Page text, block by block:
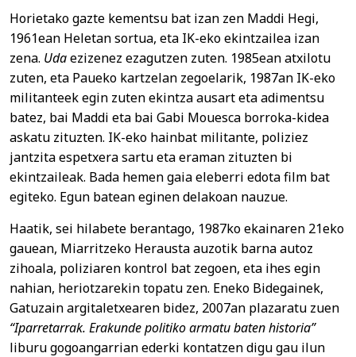
Horietako gazte kementsu bat izan zen Maddi Hegi,
1961ean Heletan sortua, eta IK-eko ekintzailea izan
zena. Udaezizenez ezagutzen zuten. 1985ean atxilotu
zuten, eta Paueko kartzelan zegoelarik, 1987an IK-eko
militanteek egin zuten ekintza ausart eta adimentsu
batez, bai Maddi eta bai Gabi Mouesca borroka-kidea
askatu zituzten. IK-eko hainbat militante, poliziez
jantzita espetxera sartu eta eraman zituzten bi
ekintzaileak. Bada hemen gaia eleberri edota film bat
egiteko. Egun batean eginen delakoan nauzue.
Haatik, sei hilabete berantago, 1987ko ekainaren 21eko
gauean, Miarritzeko Herausta auzotik barna autoz
zihoala, poliziaren kontrol bat zegoen, eta ihes egin
nahian, heriotzarekin topatu zen. Eneko Bidegainek,
Gatuzain argitaletxearen bidez, 2007an plazaratu zuen
“Iparretarrak. Erakunde politiko armatu baten historia”
liburu gogoangarrian ederki kontatzen digu gau ilun